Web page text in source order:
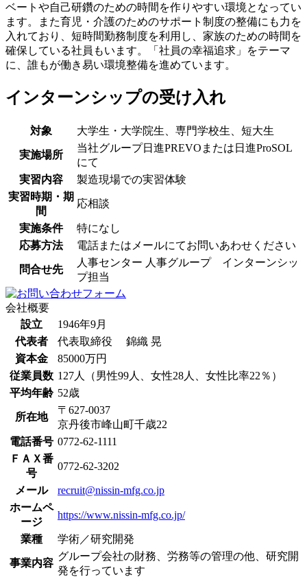
ベートや自己研鑽のための時間を作りやすい環境となってい
ます。また育児・介護のためのサポート制度の整備にも力を
入れており、短時間勤務制度を利用し、家族のための時間を
確保している社員もいます。「社員の幸福追求」をテーマ
に、誰もが働き易い環境整備を進めています。
インターンシップの受け入れ
対象 大学生・大学院生、専門学校生、短大生
実施場所
当社グループ日進PREVOまたは日進ProSOL
にて
実習内容
製造現場での実習体験
実習時期・期
間
応相談
実施条件
特になし
応募方法
電話またはメールにてお問いあわせください
問合せ先
人事センター 人事グループ インターンシッ
プ担当
会社概要
設立
1946年9月
代表者
代表取締役 錦織 晃
資本金
85000万円
従業員数 127人（男性99人、女性28人、女性比率22％）
平均年齢 52歳
所在地
〒627-0037
京丹後市峰山町千歳22
電話番号 0772-62-1111
ＦＡＸ番
号
0772-62-3202
メール
recruit@nissin-mfg.co.jp
ホームペ
ージ
https://www.nissin-mfg.co.jp/
業種 学術／研究開発
事業内容
グループ会社の財務、労務等の管理の他、研究開
発を行っています